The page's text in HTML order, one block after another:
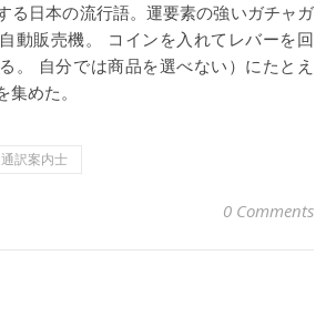
る日本の流行語。運要素の強いガチャガ
動販売機。 コインを入れてレバーを回
。 自分では商品を選べない）にたとえ
めた。
訳案内士
0 Comments